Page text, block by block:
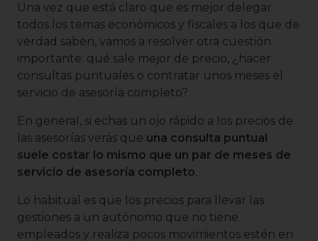
Una vez que está claro que es mejor delegar
todos los temas económicos y fiscales a los que de
verdad saben, vamos a resolver otra cuestión
importante: qué sale mejor de precio, ¿hacer
consultas puntuales o contratar unos meses el
servicio de asesoría completo?
En general, si echas un ojo rápido a los precios de
las asesorías verás que una consulta puntual
suele costar lo mismo que un par de meses de
servicio de asesoría completo.
Lo habitual es que los precios para llevar las
gestiones a un autónomo que no tiene
empleados y realiza pocos movimientos estén en